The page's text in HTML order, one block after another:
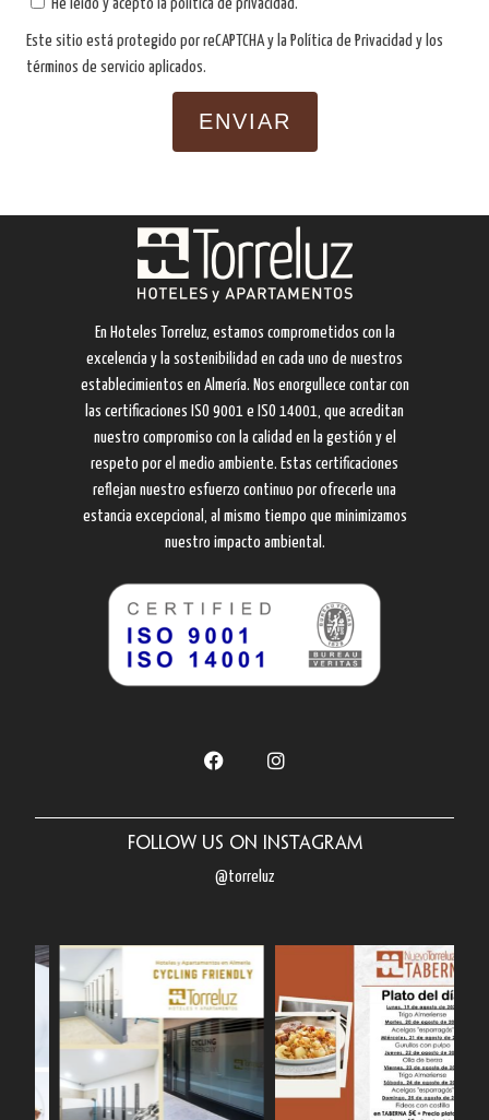
He leído y acepto la política de privacidad .
Este sitio está protegido por reCAPTCHA y la Política de Privacidad y los
términos de servicio aplicados.
ENVIAR
En Hoteles Torreluz, estamos comprometidos con la
excelencia y la sostenibilidad en cada uno de nuestros
establecimientos en Almería. Nos enorgullece contar con
las certificaciones ISO 9001 e ISO 14001, que acreditan
nuestro compromiso con la calidad en la gestión y el
respeto por el medio ambiente. Estas certificaciones
reflejan nuestro esfuerzo continuo por ofrecerle una
estancia excepcional, al mismo tiempo que minimizamos
nuestro impacto ambiental.
Follow us on Instagram
@torreluz